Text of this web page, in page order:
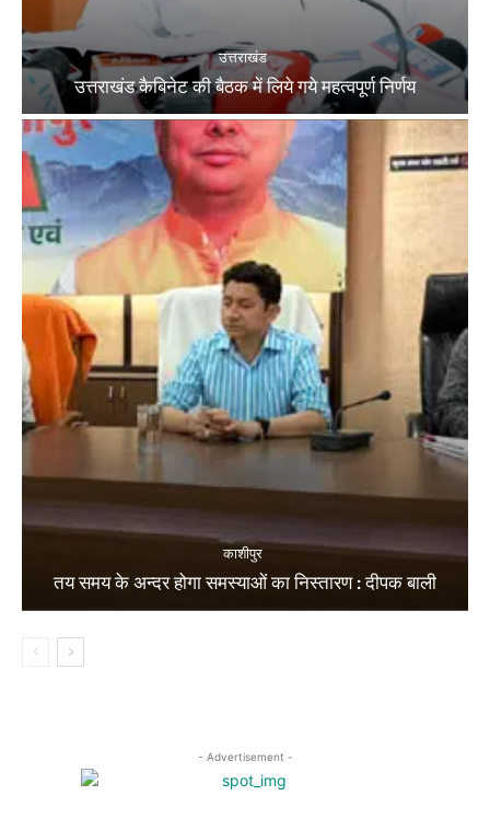
उत्तराखंड
उत्तराखंड कैबिनेट की बैठक में लिये गये महत्वपूर्ण निर्णय
काशीपुर
तय समय के अन्दर होगा समस्याओं का निस्तारण : दीपक बाली
- Advertisement -